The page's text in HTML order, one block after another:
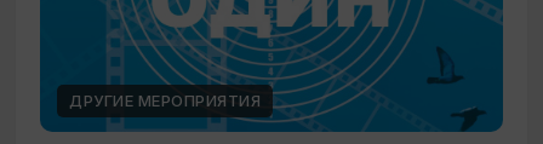
ДРУГИЕ МЕРОПРИЯТИЯ